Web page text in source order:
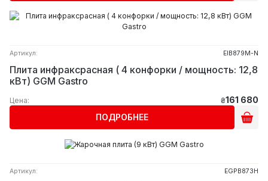
Артикул: EIB879M-N
Плита инфраксрасная ( 4 конфорки / мощность: 12,8
кВт) GGM Gastro
Цена: ₴161 680
ПОДРОБНЕЕ
Артикул: EGPB873H